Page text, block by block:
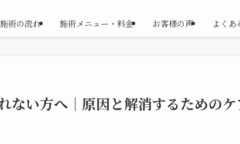
施術の流れ 施術メニュー・料金 お客様の声 よくあ
ない方へ｜原因と解消するためのケ